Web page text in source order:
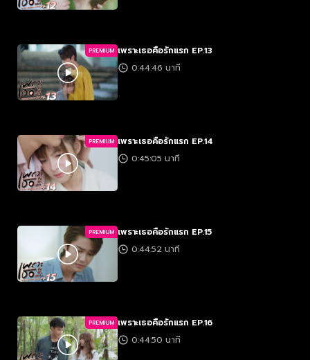
PREMIUM เพราะเธอคือรักแรก EP.13
0:44:46 นาที
PREMIUM เพราะเธอคือรักแรก EP.14
0:45:05 นาที
PREMIUM เพราะเธอคือรักแรก EP.15
0:44:52 นาที
PREMIUM เพราะเธอคือรักแรก EP.16
0:44:50 นาที